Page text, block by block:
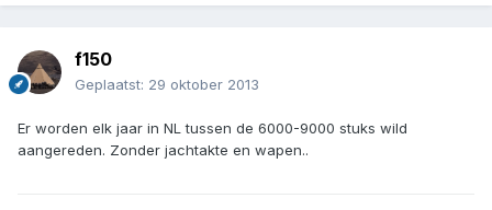
f150
Geplaatst: 29 oktober 2013
Er worden elk jaar in NL tussen de 6000-9000 stuks wild
aangereden. Zonder jachtakte en wapen..